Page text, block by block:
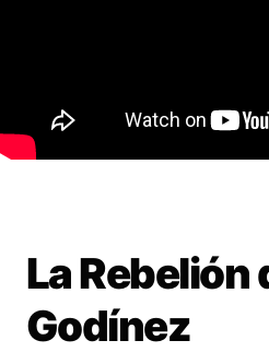
La Rebelión
Godínez